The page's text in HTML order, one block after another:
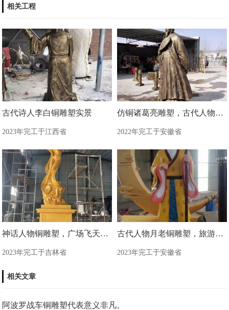
相关工程
古代诗人李白铜雕塑实景
2023年完工于江西省
仿铜诸葛亮雕塑，古代人物雕塑
2022年完工于安徽省
神话人物铜雕塑，广场飞天铜雕塑制造商
2023年完工于吉林省
古代人物月老铜雕塑，旅游区景观雕塑
2023年完工于安徽省
相关文章
阿波罗战车铜雕塑代表意义非凡。